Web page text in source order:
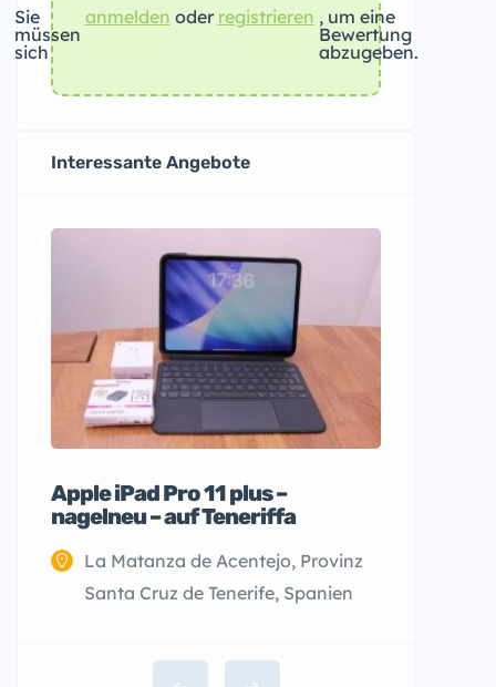
Sie
müssen
sich
anmelden oder registrieren , um eine
Bewertung
abzugeben.
Interessante Angebote
Apple iPad Pro 11 plus –
nagelneu – auf Teneriffa
La Matanza de Acentejo, Provinz
Santa Cruz de Tenerife, Spanien